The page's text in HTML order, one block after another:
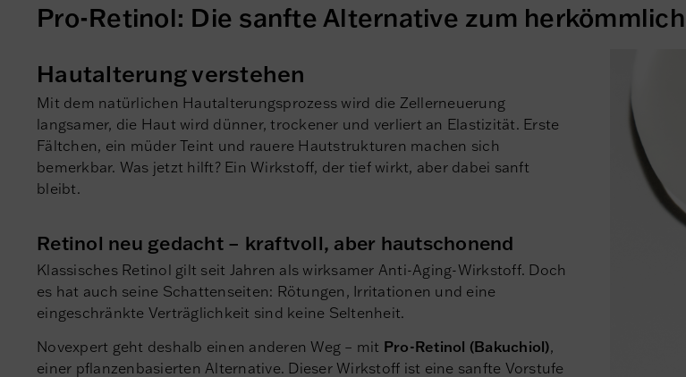
Pro-Retinol: Die sanfte Alternative zum
Hautalterung verstehen
Mit dem natürlichen Hautalterungsprozess wird die Zellerneuerung
langsamer, die Haut wird dünner, trockener und verliert an Elastizität. Erste
Fältchen, ein müder Teint und rauere Hautstrukturen machen sich
bemerkbar. Was jetzt hilft? Ein Wirkstoff, der tief wirkt, aber dabei sanft
bleibt.
Retinol neu gedacht – kraftvoll, aber hautschonend
Klassisches Retinol gilt seit Jahren als wirksamer Anti-Aging-Wirkstoff. Doch
es hat auch seine Schattenseiten: Rötungen, Irritationen und eine
eingeschränkte Verträglichkeit sind keine Seltenheit.
Novexpert geht deshalb einen anderen Weg – mit Pro-Retinol (Bakuchiol),
einer pflanzenbasierten Alternative. Dieser Wirkstoff ist eine sanfte Vorstufe